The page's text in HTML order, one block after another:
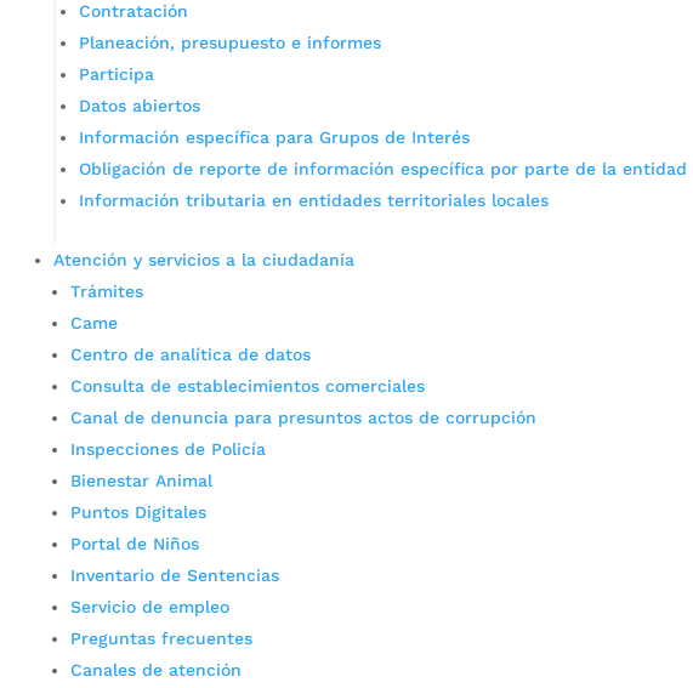
Contratación
Planeación, presupuesto e informes
Participa
Datos abiertos
Información específica para Grupos de Interés
Obligación de reporte de información específica por parte de la entidad
Información tributaria en entidades territoriales locales
Atención y servicios a la ciudadanía
Trámites
Came
Centro de analítica de datos
Consulta de establecimientos comerciales
Canal de denuncia para presuntos actos de corrupción
Inspecciones de Policía
Bienestar Animal
Puntos Digitales
Portal de Niños
Inventario de Sentencias
Servicio de empleo
Preguntas frecuentes
Canales de atención